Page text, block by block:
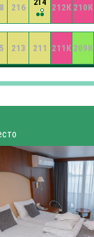
209К
210К
211 211К
212К
213
214
216